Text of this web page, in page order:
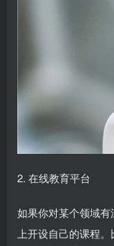
2. 在线教育平台
如果你对某个领域
上开设自己的课程